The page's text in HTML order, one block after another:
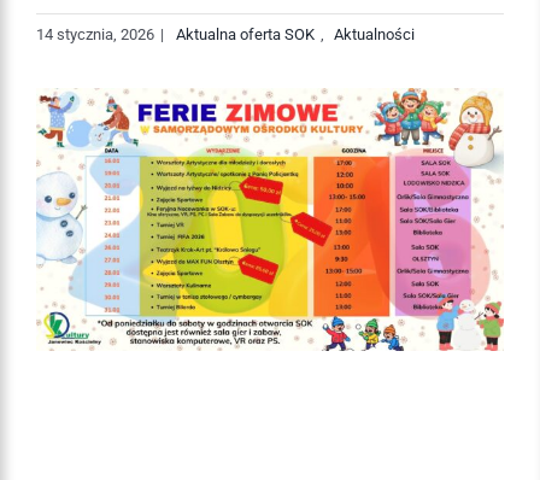
14 stycznia, 2026 | Aktualna oferta SOK Aktualności